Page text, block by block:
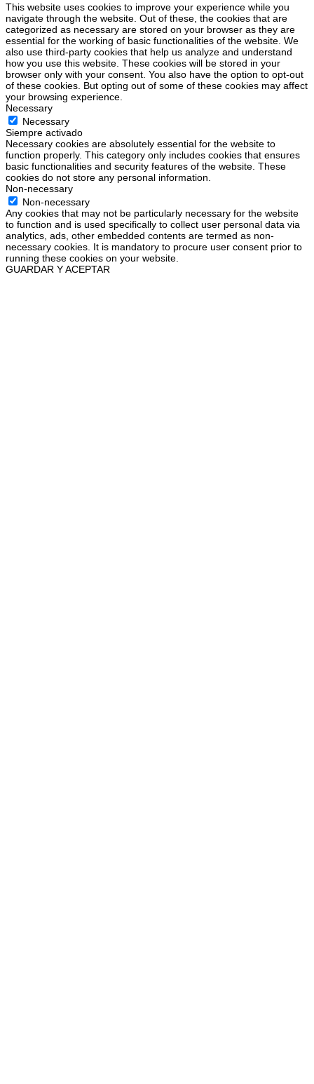
This website uses cookies to improve your experience while you
navigate through the website. Out of these, the cookies that are
categorized as necessary are stored on your browser as they are
essential for the working of basic functionalities of the website. We
also use third-party cookies that help us analyze and understand
how you use this website. These cookies will be stored in your
browser only with your consent. You also have the option to opt-out
of these cookies. But opting out of some of these cookies may affect
your browsing experience.
Necessary
Necessary
Siempre activado
Necessary cookies are absolutely essential for the website to
function properly. This category only includes cookies that ensures
basic functionalities and security features of the website. These
cookies do not store any personal information.
Non-necessary
Non-necessary
Any cookies that may not be particularly necessary for the website
to function and is used specifically to collect user personal data via
analytics, ads, other embedded contents are termed as non-
necessary cookies. It is mandatory to procure user consent prior to
running these cookies on your website.
GUARDAR Y ACEPTAR